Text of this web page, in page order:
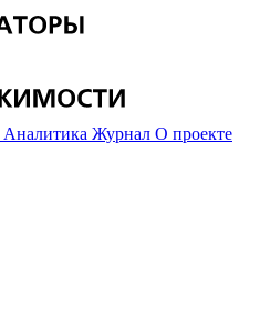
Аналитика Журнал О проекте